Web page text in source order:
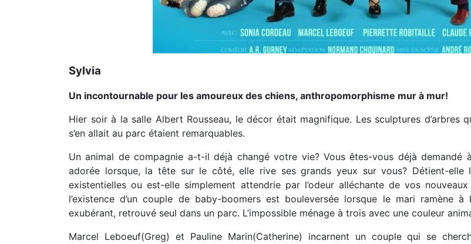
Sylvia
Un incontournable pour les amoureux des chiens, anthropomorphisme mur à mur!
Hier soir à la salle Albert Rousseau, le décor était magnifique. Les sculptures d’arbres
s’en allait au parc étaient remarquables.
Un animal de compagnie a-t-il déjà changé votre vie? Vous êtes-vous déjà
adorée lorsque, la tête sur le côté, elle rive ses grands yeux sur vous? Détient-elle
existentielles ou est-elle simplement attendrie par l’odeur alléchante de vos
l’existence d’un couple de baby-boomers est bouleversée lorsque le mari ramène
exubérant, retrouvé seul dans un parc. L’impossible ménage à trois avec une couleur
Marcel Leboeuf(Greg) et Pauline Marin(Catherine) incarnent un couple qui se